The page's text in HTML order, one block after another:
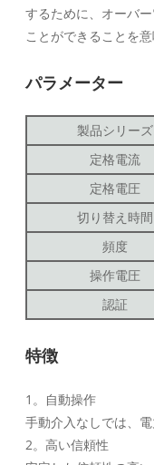
するために、オーバ
ことができることを意
パラメーター
製品シリーズ
定格電流
定格電圧
切り替え時間
頻度
操作電圧
認証
特徴
1。自動操作
手動介入なしでは、
2。高い信頼性